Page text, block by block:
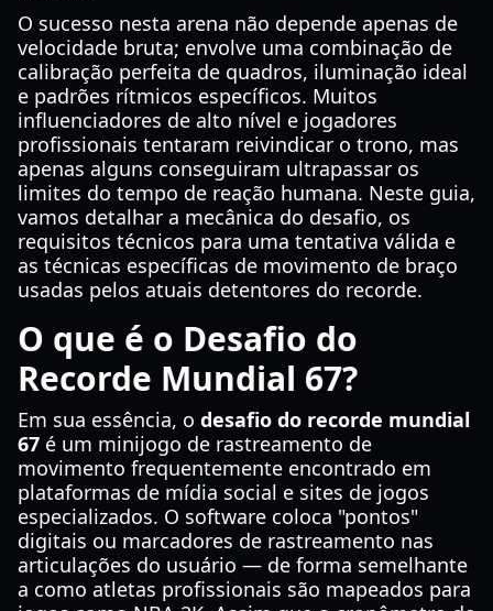
O sucesso nesta arena não depende apenas de
velocidade bruta; envolve uma combinação de
calibração perfeita de quadros, iluminação ideal
e padrões rítmicos específicos. Muitos
influenciadores de alto nível e jogadores
profissionais tentaram reivindicar o trono, mas
apenas alguns conseguiram ultrapassar os
limites do tempo de reação humana. Neste guia,
vamos detalhar a mecânica do desafio, os
requisitos técnicos para uma tentativa válida e
as técnicas específicas de movimento de braço
usadas pelos atuais detentores do recorde.
O que é o Desafio do
Recorde Mundial 67?
Em sua essência, o desafio do recorde mundial
67 é um minijogo de rastreamento de
movimento frequentemente encontrado em
plataformas de mídia social e sites de jogos
especializados. O software coloca "pontos"
digitais ou marcadores de rastreamento nas
articulações do usuário — de forma semelhante
a como atletas profissionais são mapeados para